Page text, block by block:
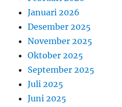
Januari 2026
Desember 2025
November 2025
Oktober 2025
September 2025
Juli 2025
Juni 2025